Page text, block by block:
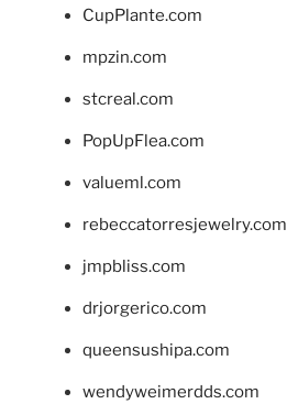
CupPlante.com
mpzin.com
stcreal.com
PopUpFlea.com
valueml.com
rebeccatorresjewelry.com
jmpbliss.com
drjorgerico.com
queensushipa.com
wendyweimerdds.com